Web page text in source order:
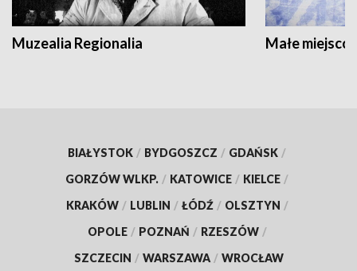
Muzealia Regionalia Małe
BIAŁYSTOK / BYDGOSZCZ / GDAŃSK /
GORZÓW WLKP. / KATOWICE / KIELCE /
KRAKÓW / LUBLIN / ŁÓDŹ / OLSZTYN /
OPOLE / POZNAŃ / RZESZÓW /
SZCZECIN / WARSZAWA / WROCŁAW